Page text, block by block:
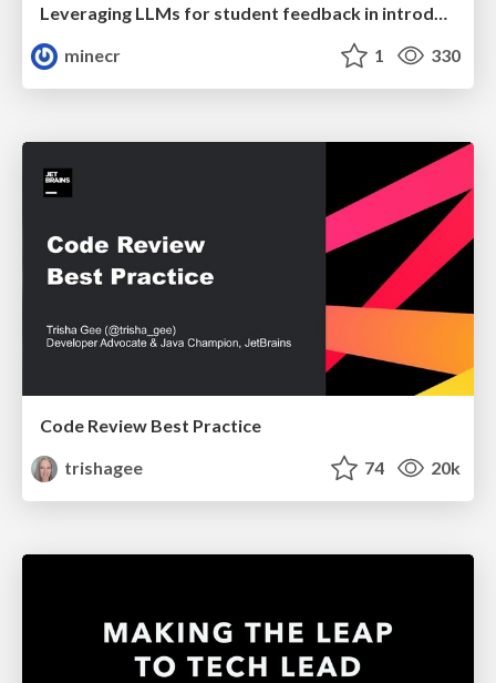
Leveraging LLMs for student feedback in introductory data science courses - posit::conf(2025)
minecr
1 330
Code Review Best Practice
trishagee
74 20k